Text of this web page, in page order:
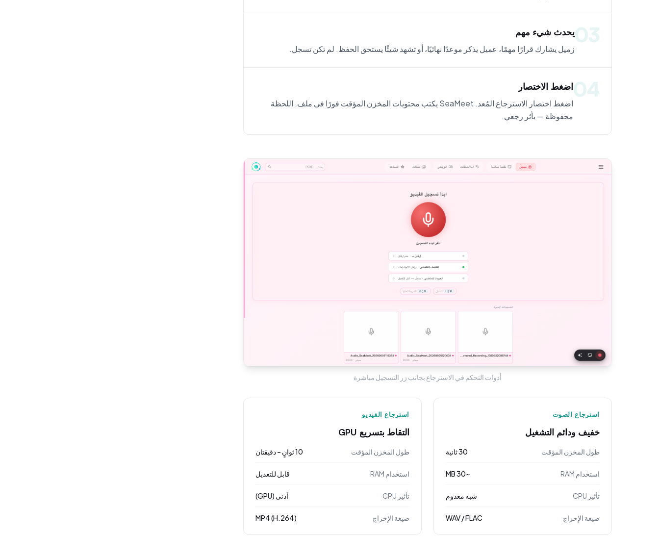
03يحدث شيء مهم
زميل يشارك قرارًا مهمًا، عميل يذكر موعدًا نهائيًا، أو تشهد شيئًا يستحق الحفظ. لم تكن تسجل.
04اضغط الاختصار
اضغط اختصار الاسترجاع المُعد. SeaMeet يكتب محتويات المخزن المؤقت فورًا في ملف. اللحظة
محفوظة — بأثر رجعي.
أدوات التحكم في الاسترجاع بجانب زر التسجيل مباشرة
استرجاع الصوت
خفيف ودائم التشغيل
طول المخزن المؤقت 30 ثانية
استخدام RAM ~30 MB
تأثير CPU شبه معدوم
صيغة الإخراج WAV / FLAC
استرجاع الفيديو
التقاط بتسريع GPU
طول المخزن المؤقت 10 ثوانٍ – دقيقتان
استخدام RAM قابل للتعديل
تأثير CPU أدنى (GPU)
صيغة الإخراج MP4 (H.264)